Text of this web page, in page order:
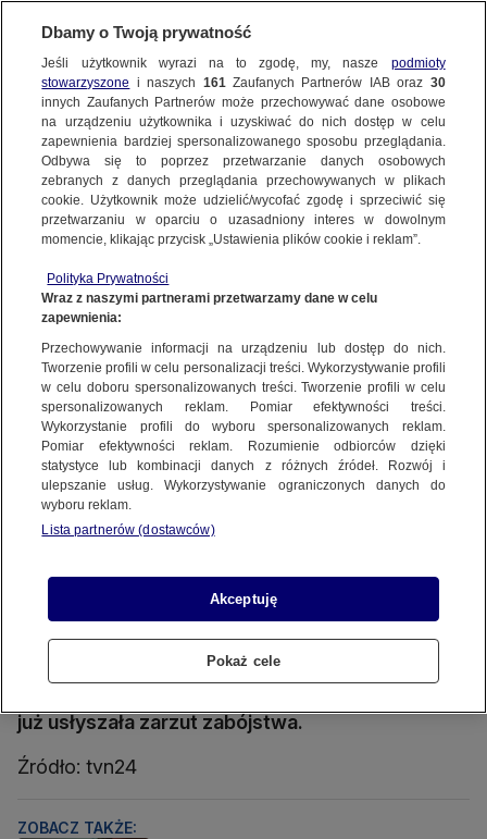
PROGRAMY
Kobieta w ciąży zepchnięta z mostu
23.07.2015, 06:05
Udostępnij
Źródło wideo: tvn24
Makabryczna historia z Głogowa na Dolnym
Śląsku. Pod mostem znaleziono ciało kobiety w
ciąży. Zginęła w tragicznych okolicznościach, bo
już usłyszała zarzut zabójstwa.
Źródło: tvn24
ZOBACZ TAKŻE:
Dbamy o Twoją prywatność
Jeśli użytkownik wyrazi na to zgodę, my, nasze podmioty
stowarzyszone i naszych 161Zaufanych Partnerów IAB oraz 30
innych Zaufanych Partnerów może przechowywać dane osobowe
na urządzeniu użytkownika i uzyskiwać do nich dostęp w celu
zapewnienia bardziej spersonalizowanego sposobu przeglądania.
Odbywa się to poprzez przetwarzanie danych osobowych
zebranych z danych przeglądania przechowywanych w plikach
cookie. Użytkownik może udzielić/wycofać zgodę i sprzeciwić się
przetwarzaniu w oparciu o uzasadniony interes w dowolnym
momencie, klikając przycisk „Ustawienia plików cookie i reklam”.
Polityka Prywatności
Wraz z naszymi partnerami przetwarzamy dane w celu
zapewnienia:
Przechowywanie informacji na urządzeniu lub dostęp do nich.
Tworzenie profili w celu personalizacji treści. Wykorzystywanie profili
w celu doboru spersonalizowanych treści. Tworzenie profili w celu
spersonalizowanych reklam. Pomiar efektywności treści.
Wykorzystanie profili do wyboru spersonalizowanych reklam.
Pomiar efektywności reklam. Rozumienie odbiorców dzięki
statystyce lub kombinacji danych z różnych źródeł. Rozwój i
ulepszanie usług. Wykorzystywanie ograniczonych danych do
wyboru reklam.
Lista partnerów (dostawców)
Akceptuję
Pokaż cele